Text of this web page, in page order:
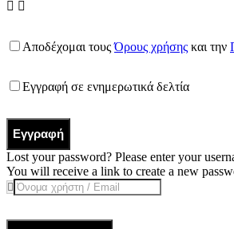
Αποδέχομαι τουςΌρους χρήσης και την
Εγγραφή σε ενημερωτικά δελτία
Εγγραφή
Lost your password? Please enter your
You will receive a link to create a new